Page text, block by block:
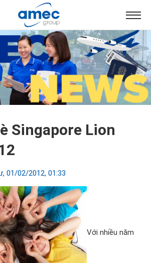
Singapore Lion
01/02/2012, 01:33
Với nhiều năm